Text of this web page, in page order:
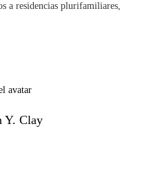
a residencias plurifamiliares,
Y. Clay